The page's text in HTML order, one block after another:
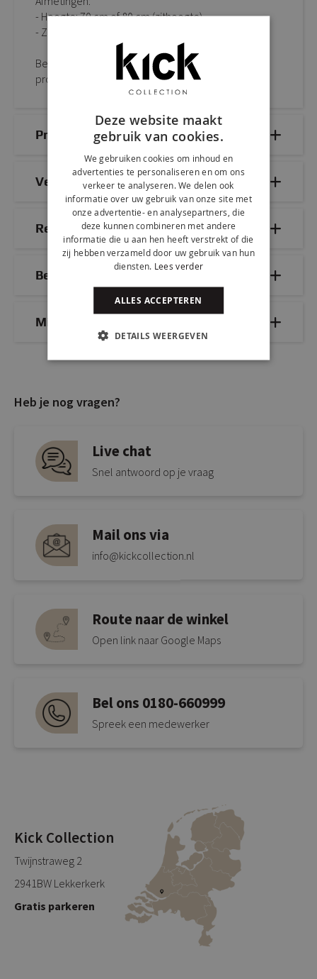
- Hoogte: 70 cm of 80 cm (zithoogte)
- Zitting: D 36 cm x B 36 cm
Bestel KICK barkruk RIGA eenvoudig online of kom
proefzitten in onze showroom.
Productdetails
Veelgestelde vragen
Reviews
Bezorg- & retourinformatie
Mix & Match
Heb je nog vragen?
Live chat
Snel antwoord op je vraag
Mail ons via
info@kickcollection.nl
Route naar de winkel
Open link naar Google Maps
Bel ons 0180-660999
Spreek een medewerker
Kick Collection
Twijnstraweg 2
2941BW Lekkerkerk
Gratis parkeren
Deze website maakt
gebruik van cookies.
We gebruiken cookies om inhoud en
advertenties te personaliseren en om ons
verkeer te analyseren. We delen ook
informatie over uw gebruik van onze site met
onze advertentie- en analysepartners, die
deze kunnen combineren met andere
informatie die u aan hen heeft verstrekt of die
zij hebben verzameld door uw gebruik van hun
diensten. Lees verder
ALLES ACCEPTEREN
DETAILS WEERGEVEN